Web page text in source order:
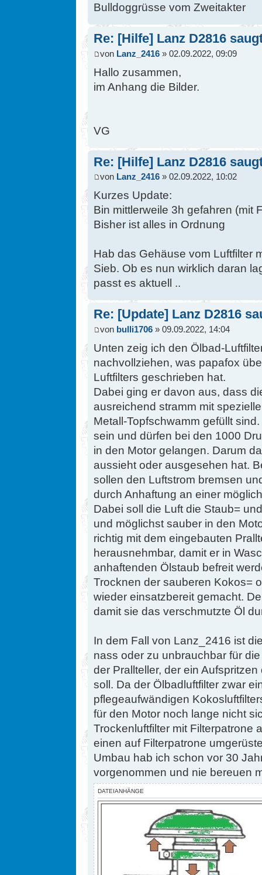
Bulldoggrüsse vom Zweitakter
Re: [Hilfe] Lanz D2816
von Lanz_2416 » 02.09.2022, 09:09
Hallo zusammen,
im Anhang die Bilder.
VG
Re: [Hilfe] Lanz D2816
von Lanz_2416 » 02.09.2022, 10:02
Kurzes Update:
Bin mittlerweile 3h gefahren (mit
Bisher ist alles in Ordnung
Hab das Gehäuse vom Luftfilter
Sieb. Ob es nun wirklich daran
passt es aktuell ..
Re: [Update] Lanz D2816
von bulli1706 » 09.09.2022, 14:04
Unten zeig ich den Ölbad-
nachvollziehen, was papafox
Luftfilters geschrieben hat.
Dabei ging er davon aus, dass
ausreichend stramm mit
Metall-Topfschwamm gefüllt
sein und dürfen bei den 1000
in den Motor gelangen. Darum
aussieht oder ausgesehen hat.
sollen den Luftstrom bremsen
durch Anhaftung an einer
Dabei soll die Luft die Staub=
und möglichst sauber in den
richtig mit dem eingebauten
herausnehmbar, damit er in
anhaftenden Ölstaub befreit
Trocknen der sauberen Kokos=
wieder einsatzbereit gemacht.
damit sie das verschmutzte Öl
In dem Fall von Lanz_2416 ist
nass oder zu unbrauchbar für
der Prallteller, der ein
soll. Da der Ölbadluftfilter zwar
pflegeaufwändigen
für den Motor noch lange nicht
Trockenluftfilter mit Filterpatrone
einen auf Filterpatrone
Umbau hab ich schon vor 30
vorgenommen und nie bereuen
DATEIANHÄNGE